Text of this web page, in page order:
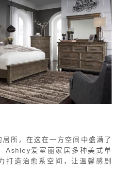
居所，在这在一方空间中盛满了
Ashley爱室丽家居多种美式单
打造治愈系空间，让温馨感剧